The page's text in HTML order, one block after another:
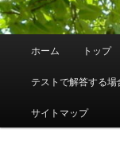
ュ
ホーム トップ
テストで解答する場
サイトマップ